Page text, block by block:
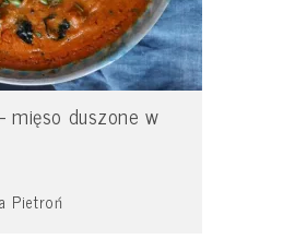
mięso duszone w
Pietroń